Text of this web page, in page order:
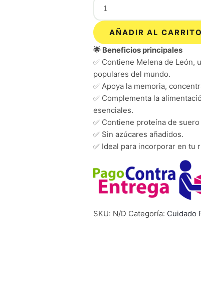
AÑADIR AL CARRITO
🌟 Beneficios principales
✅ Contiene Melena de León,
populares del mundo.
✅ Apoya la memoria,
✅ Complementa la
esenciales.
✅ Contiene proteína de
✅ Sin azúcares añadidos.
✅ Ideal para incorporar en tu
SKU: N/D Categoría: Cuidado